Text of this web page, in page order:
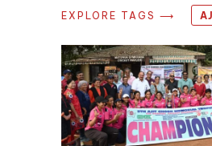
EXPLORE TAGS ⟶